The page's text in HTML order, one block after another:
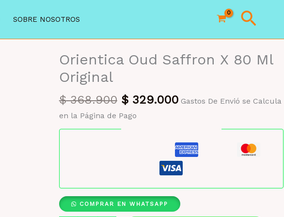
SOBRE NOSOTROS
Orientica Oud Saffron X 80 Ml
Original
$368.900 El
precio
original
$ 368.900.
$329.000El
es:
$ 329.000.
Gastos De Envió se Calcula
en la Página de Pago
COMPRAR EN WHATSAPP